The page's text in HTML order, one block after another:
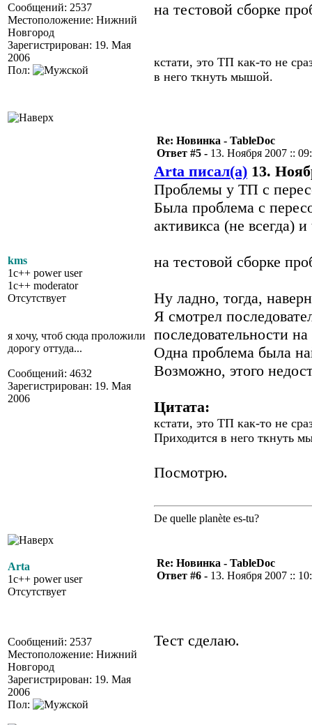
Сообщений: 2537
Местоположение: Нижний
Новгород
Зарегистрирован: 19. Мая
2006
Пол:
на тестовой сборке
кстати, это ТП как-то не
в него ткнуть мышой.
kms
1c++ power user
1c++ moderator
Отсутствует
я хочу, чтоб сюда проложили
дорогу оттуда...
Сообщений: 4632
Зарегистрирован: 19. Мая
2006
Re: Новинка - TableDoc
Ответ #5 - 13. Ноября 2007 ::
Arta писал(а) 13.
Проблемы у ТП с
Была проблема с
активикса (не всегда)
на тестовой сборке
Ну ладно, тогда,
Я смотрел
последовательности
Одна проблема была
Возможно, этого
Цитата:
кстати, это ТП как-то не
Приходится в него ткнуть
Посмотрю.
De quelle planète es-tu?
Arta
1c++ power user
Отсутствует
Сообщений: 2537
Местоположение: Нижний
Новгород
Зарегистрирован: 19. Мая
2006
Пол:
Re: Новинка - TableDoc
Ответ #6 - 13. Ноября 2007 ::
Тест сделаю.